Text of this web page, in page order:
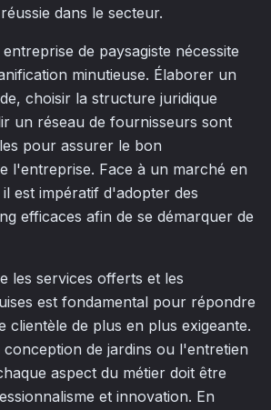
dans le secteur.
de paysagiste nécessite
minutieuse. Élaborer un
choisir la structure juridique
un réseau de fournisseurs sont
pour assurer le bon
l'entreprise. Face à un marché en
est impératif d'adopter des
efficaces afin de se démarquer de
les services offerts et les
est fondamental pour répondre
clientèle de plus en plus exigeante.
de jardins ou l'entretien
aspect du métier doit être
et innovation. En